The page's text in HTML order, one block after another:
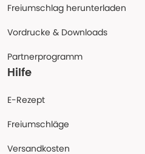
Freiumschlag herunterladen
Vordrucke & Downloads
Partnerprogramm
Hilfe
E-Rezept
Freiumschläge
Versandkosten